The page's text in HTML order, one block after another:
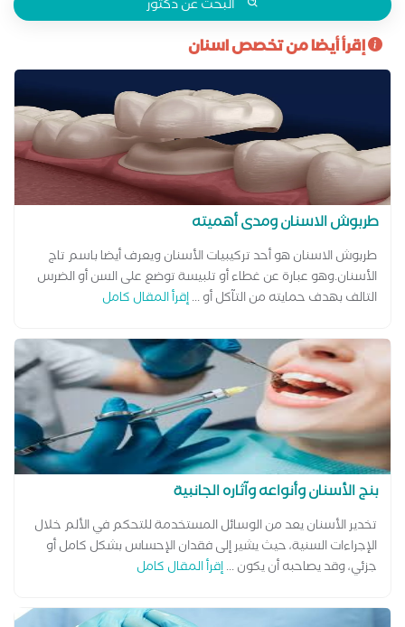
البحث عن دكتور
إقرأ أيضا من تخصص اسنان
طربوش الاسنان ومدى أهميته
طربوش الاسنان هو أحد تركيبيات الأسنان ويعرف أيضا باسم تاج
الأسنان.وهو عبارة عن غطاء أو تلبيسة توضع على السن أو الضرس
التالف بهدف حمايته من التآكل أو ...إقرأ المقال كامل
بنج الأسنان وأنواعه وآثاره الجانبية
تخدير الأسنان يعد من الوسائل المستخدمة للتحكم في الألم خلال
الإجراءات السنية، حيث يشير إلى فقدان الإحساس بشكل كامل أو
جزئي، وقد يصاحبه أن يكون ...إقرأ المقال كامل